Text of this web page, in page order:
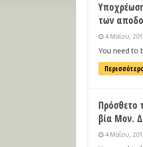
των
4 Μαΐου,
You need to
Πρόσθετο
βία Μον.
4 Μαΐου,